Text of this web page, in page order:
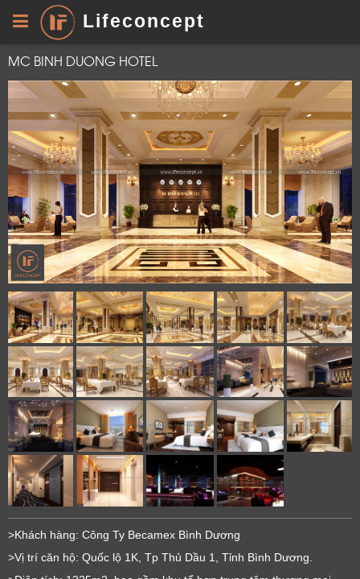
Lifeconcept
MC BINH DUONG HOTEL
>Khách hàng: Công Ty Becamex Bình Dương
>Vị trí căn hộ: Quốc lộ 1K, Tp Thủ Dầu 1, Tỉnh Bình Dương.